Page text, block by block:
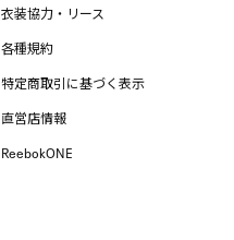
衣装協力・リース
各種規約
特定商取引に基づく表示
直営店情報
ReebokONE